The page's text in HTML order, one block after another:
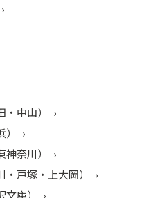
中山）
奈川）
戸塚・上大岡）
庫）